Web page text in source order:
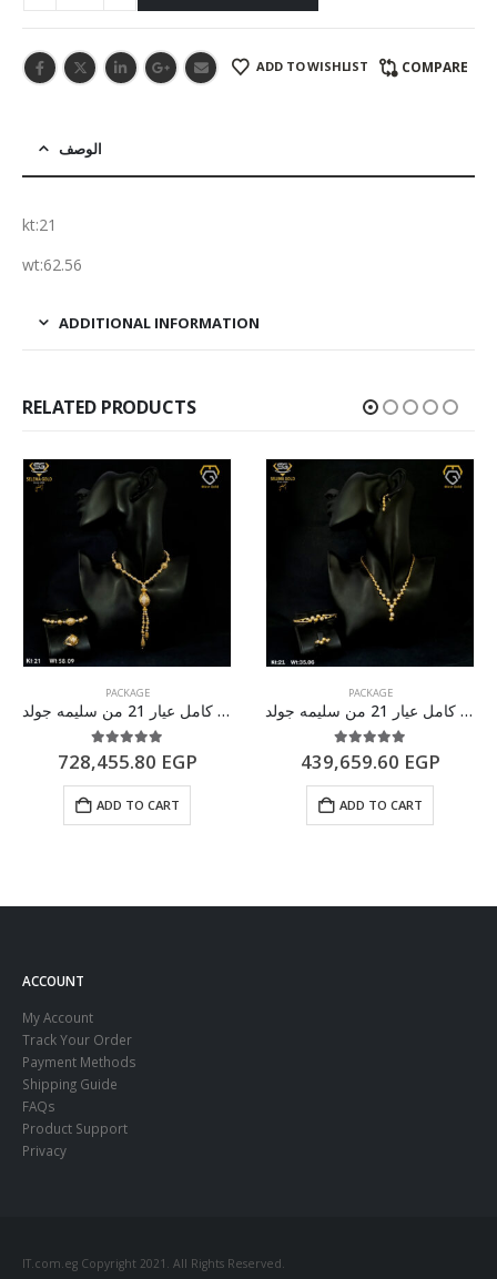
ADD TO WISHLIST COMPARE
الوصف
kt:21
wt:62.56
ADDITIONAL INFORMATION
RELATED PRODUCTS
PACKAGE
طقم ذهب كامل عيار 21 من سليمه جولد
5.00out of 5
728,455.80 EGP
ADD TO CART
PACKAGE
طقم ذهب كامل عيار 21 من سليمه جولد
5.00out of 5
439,659.60 EGP
ADD TO CART
ACCOUNT
My Account
Track Your Order
Payment Methods
Shipping Guide
FAQs
Product Support
Privacy
IT.com.eg Copyright 2021. All Rights Reserved.